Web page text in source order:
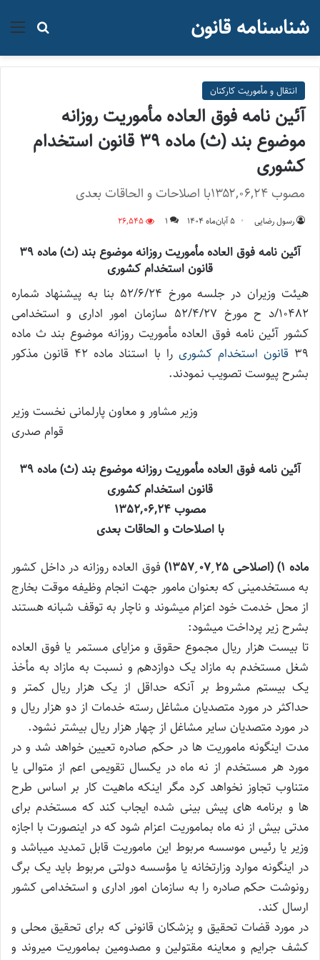
جستجو شناسنامه قانون
انتقال و مأموریت کارکنان
آئین نامه فوق العاده مأموریت روزانه
موضوع بند (ث) ماده ۳۹ قانون استخدام
کشوری
مصوب ۱۳۵۲,۰۶,۲۴با اصلاحات و الحاقات بعدی
رسول رضایی ۵ آبان‌ماه ۱۴۰۴ 1
26,545
آئین نامه فوق العاده مأموریت روزانه موضوع بند (ث) ماده ۳۹
قانون استخدام کشوری
هیئت وزیران در جلسه مورخ 52/6/24 بنا به پیشنهاد شماره
10482/د ح مورخ 52/4/27 سازمان امور اداری و استخدامی
کشور آئین نامه فوق العاده مأموریت روزانه موضوع بند ث ماده
39 قانون استخدام کشوری
را با استناد ماده 42 قانون مذکور
بشرح پیوست تصویب نمودند.
وزیر مشاور و معاون پارلمانی نخست وزیر
قوام صدری
آئین نامه فوق العاده مأموریت روزانه موضوع بند (ث) ماده ۳۹
قانون استخدام کشوری
مصوب 1352,06,24
با اصلاحات و الحاقات بعدی
ماده 1) (اصلاحی 25 ˏ
07
ˏ
1357) فوق العاده روزانه در داخل کشور
به مستخدمینی که بعنوان مامور جهت انجام وظیفه موقت بخارج
از محل خدمت خود اعزام میشوند و ناچار به توقف شبانه هستند
بشرح زیر پرداخت میشود:
تا بیست هزار ریال مجموع حقوق و مزایای مستمر یا فوق العاده
شغل مستخدم به مازاد یک دوازدهم و نسبت به مازاد به مأخذ
یک بیستم مشروط بر آنکه حداقل از یک هزار ریال کمتر و
حداکثر در مورد متصدیان مشاغل رسته خدمات از دو هزار ریال و
در مورد متصدیان سایر مشاغل از چهار هزار ریال بیشتر نشود.
مدت اینگونه ماموریت ها در حکم صادره تعیین خواهد شد و در
مورد هر مستخدم از نه ماه در یکسال تقویمی اعم از متوالی یا
متناوب تجاوز نخواهد کرد مگر اینکه ماهیت کار بر اساس طرح
ها و برنامه های پیش بینی شده ایجاب کند که مستخدم برای
مدتی بیش از نه ماه بماموریت اعزام شود که در اینصورت با اجازه
وزیر یا رئیس موسسه مربوط این ماموریت قابل تمدید میباشد و
در اینگونه موارد وزارتخانه یا مؤسسه دولتی مربوط باید یک برگ
رونوشت حکم صادره را به سازمان امور اداری و استخدامی کشور
ارسال کند.
در مورد قضات تحقیق و پزشکان قانونی که برای تحقیق محلی و
کشف جرایم و معاینه مقتولین و مصدومین بماموریت میروند و